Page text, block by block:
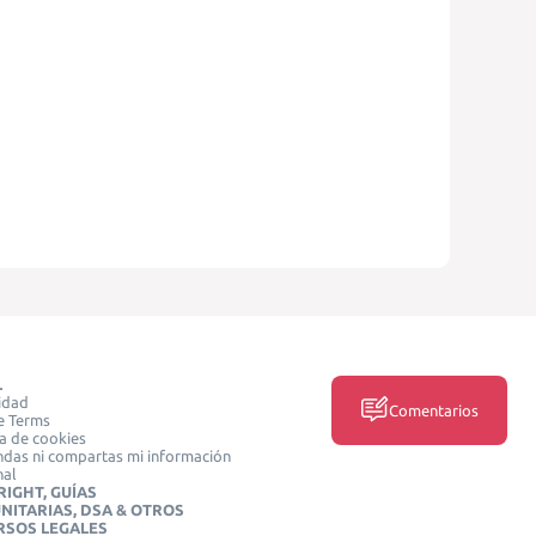
Terms
de cookies
ni compartas mi información
GUÍAS
DSA & OTROS
LEGALES
Comentarios